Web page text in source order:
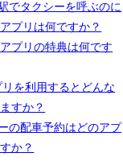
でタクシーを呼ぶのに
プリは何ですか？
プリの特典は何です
リを利用するとどんな
すか？
の配車予約はどのアプ
か？